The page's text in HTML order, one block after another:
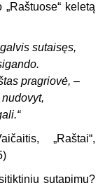
keletą
sutaisęs,
pragriovė, –
„Raštai“,
sutapimų?